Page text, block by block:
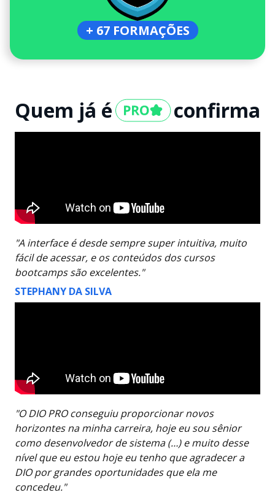
+ 67 FORMAÇÕES
Quem já é confirma
"A interface é desde sempre super intuitiva, muito
fácil de acessar, e os conteúdos dos cursos
bootcamps são excelentes."
STEPHANY DA SILVA
"O DIO PRO conseguiu proporcionar novos
horizontes na minha carreira, hoje eu sou sênior
como desenvolvedor de sistema (…) e muito desse
nível que eu estou hoje eu tenho que agradecer a
DIO por grandes oportunidades que ela me
concedeu."